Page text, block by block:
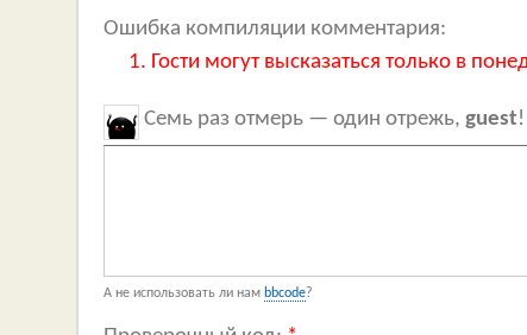
Ошибка компиляции комментария:
Гости могут высказаться только в
Семь раз отмерь — один отрежь, guest!
А не использовать ли нам bbcode?